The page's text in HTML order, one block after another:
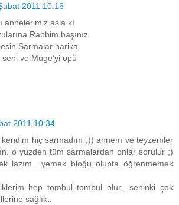
2011 10:16
annelerimiz asla kı
Rabbim başınız
harika
seni ve Müge'yi öpü
2011 10:34
hiç sarmadım ;)) annem ve teyzemler
o yüzden tüm sarmalardan onlar sorulur ;)
lazım.. yemek bloğu olupta öğrenmemek
hep tombul tombul olur.. seninki çok
sağlık..